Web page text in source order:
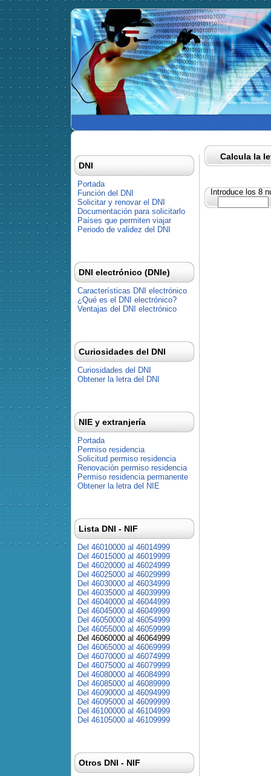
Calcula la
Introduce los 8
DNI
Portada
Función del DNI
Solicitar y renovar el DNI
Documentación para solicitarlo
Países que permiten viajar
Periodo de validez del DNI
DNI electrónico (DNIe)
Características DNI electrónico
¿Qué es el DNI electrónico?
Ventajas del DNI electrónico
Curiosidades del DNI
Curiosidades del DNI
Obtener la letra del DNI
NIE y extranjería
Portada
Permiso residencia
Solicitud permiso residencia
Renovación permiso residencia
Permiso residencia permanente
Obtener la letra del NIE
Lista DNI - NIF
Del 46010000 al 46014999
Del 46015000 al 46019999
Del 46020000 al 46024999
Del 46025000 al 46029999
Del 46030000 al 46034999
Del 46035000 al 46039999
Del 46040000 al 46044999
Del 46045000 al 46049999
Del 46050000 al 46054999
Del 46055000 al 46059999
Del 46060000 al 46064999
Del 46065000 al 46069999
Del 46070000 al 46074999
Del 46075000 al 46079999
Del 46080000 al 46084999
Del 46085000 al 46089999
Del 46090000 al 46094999
Del 46095000 al 46099999
Del 46100000 al 46104999
Del 46105000 al 46109999
Otros DNI - NIF